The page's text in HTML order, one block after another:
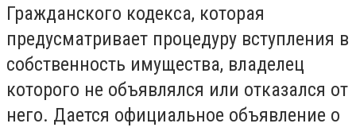
Гражданского кодекса, которая
предусматривает процедуру вступления в
собственность имущества, владелец
которого не объявлялся или отказался от
него. Дается официальное объявление о